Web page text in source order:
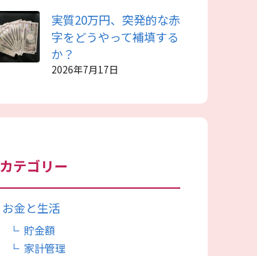
実質20万円、突発的な赤
字をどうやって補填する
か？
2026年7月17日
カテゴリー
お金と生活
貯金額
家計管理